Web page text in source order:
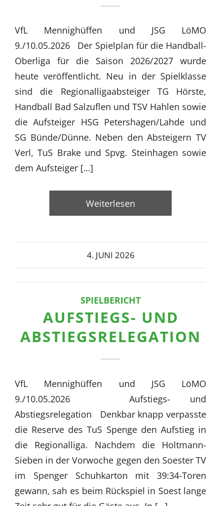
VfL Mennighüffen und JSG LöMO
9./10.05.2026 Der Spielplan für die Handball-
Oberliga für die Saison 2026/2027 wurde
heute veröffentlicht. Neu in der Spielklasse
sind die Regionalligaabsteiger TG Hörste,
Handball Bad Salzuflen und TSV Hahlen sowie
die Aufsteiger HSG Petershagen/Lahde und
SG Bünde/Dünne. Neben den Absteigern TV
Verl, TuS Brake und Spvg. Steinhagen sowie
dem Aufsteiger […]
Weiterlesen
4. JUNI 2026
SPIELBERICHT
AUFSTIEGS- UND
ABSTIEGSRELEGATION
VfL Mennighüffen und JSG LöMO
9./10.05.2026 Aufstiegs- und
Abstiegsrelegation Denkbar knapp verpasste
die Reserve des TuS Spenge den Aufstieg in
die Regionalliga. Nachdem die Holtmann-
Sieben in der Vorwoche gegen den Soester TV
im Spenger Schuhkarton mit 39:34-Toren
gewann, sah es beim Rückspiel in Soest lange